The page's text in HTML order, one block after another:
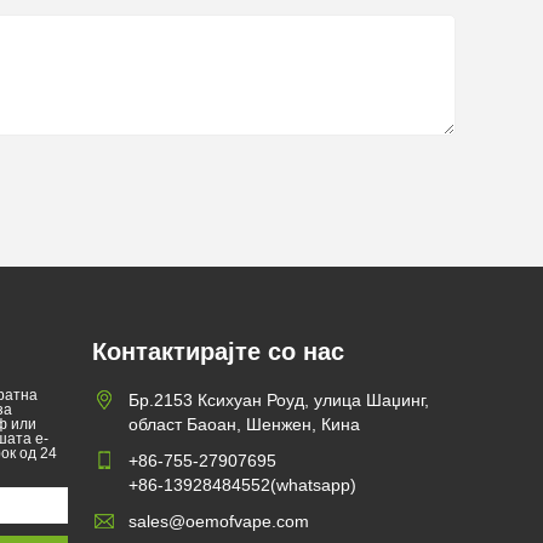
или
е-
од 24
Контактирајте со нас
Бр.2153 Ксихуан Роуд, улица Шаџинг,
област Баоан, Шенжен, Кина
+86-755-27907695
+86-13928484552(whatsapp)
sales@oemofvape.com